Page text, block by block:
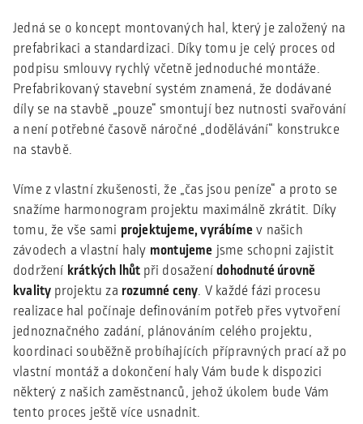
Jedná se o koncept montovaných hal, který je založený na
prefabrikaci a standardizaci. Díky tomu je celý proces od
podpisu smlouvy rychlý včetně jednoduché montáže.
Prefabrikovaný stavební systém znamená, že dodávané
díly se na stavbě „pouze“ smontují bez nutnosti svařování
a není potřebné časově náročné „dodělávání“ konstrukce
na stavbě.
Víme z vlastní zkušenosti, že „čas jsou peníze“ a proto se
snažíme harmonogram projektu maximálně zkrátit. Díky
tomu, že vše sami projektujeme, vyrábímev našich
závodech a vlastní haly montujeme jsme schopni zajistit
dodržení krátkých lhůt při dosaženídohodnuté úrovně
kvality projektu za rozumné ceny. V každé fázi procesu
realizace hal počínaje definováním potřeb přes vytvoření
jednoznačného zadání, plánováním celého projektu,
koordinaci souběžně probíhajících přípravných prací až po
vlastní montáž a dokončení haly Vám bude k dispozici
některý z našich zaměstnanců, jehož úkolem bude Vám
tento proces ještě více usnadnit.